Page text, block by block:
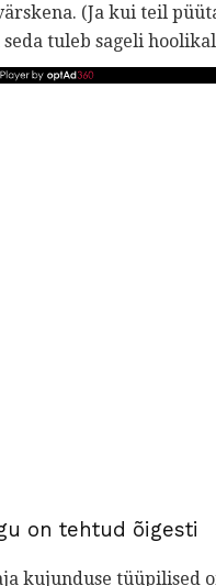
(Ja kui teil
tuleb sageli
on tehtud õigesti
kujunduse tüüpilised